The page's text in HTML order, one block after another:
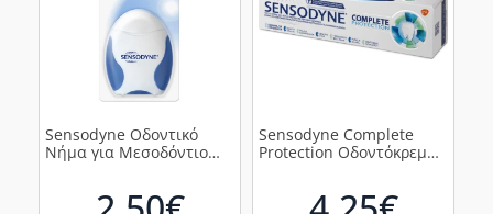
Sensodyne Οδοντικό
Νήμα για Μεσοδόντιο
Sensodyne Complete
Protection Οδοντόκρεμα